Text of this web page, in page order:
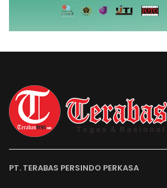
PT. TERABAS PERSINDO PERKASA